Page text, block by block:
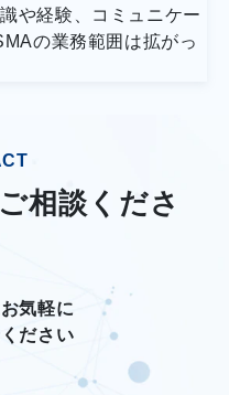
や経験、コミュニケー
の業務範囲は拡がっ
相談くださ
気軽に
ださい